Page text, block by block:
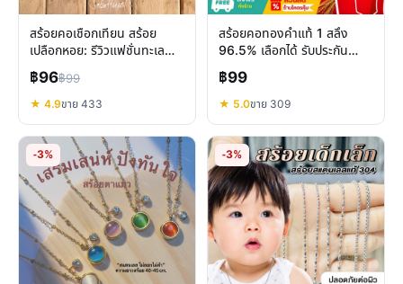
สร้อยคอเชือกเทียน สร้อย
เปลือกหอย: รีวิวแฟชั่นทะเล
งานทำมือ สไตล์โบฮีเมียน
฿96฿99
★ 4.9ขาย 433
สร้อยคอทองคำแท้ 1 สลึง
96.5% เลือกได้ รับประกัน
ความปลอดภัย
฿99
★ 5.0ขาย 309
-3% -3%